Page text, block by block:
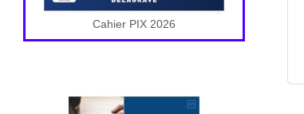
Cahier PIX 2026